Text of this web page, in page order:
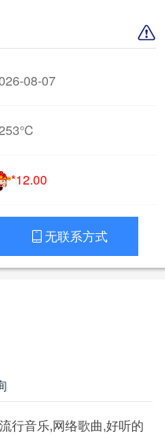
08-07
*12.00
 无联系方式
行音乐,网络歌曲,好听的